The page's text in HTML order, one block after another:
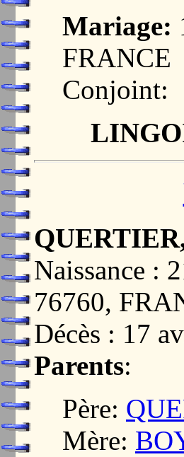
Mariage:
FRANCE
Conjoint:
Naissance :
76760,
Décès : 17
Parents:
Père:
Mère: